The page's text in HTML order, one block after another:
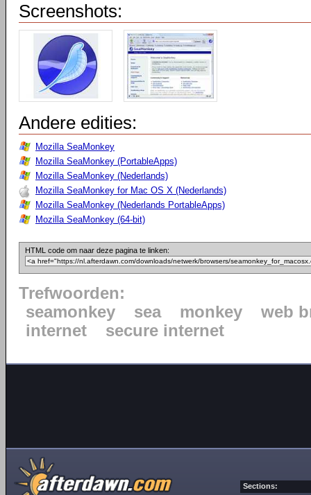
Screenshots:
Andere edities:
Mozilla SeaMonkey
Mozilla SeaMonkey (PortableApps)
Mozilla SeaMonkey (Nederlands)
Mozilla SeaMonkey for Mac OS X (Nederlands)
Mozilla SeaMonkey (Nederlands PortableApps)
Mozilla SeaMonkey (64-bit)
HTML code om naar deze pagina te linken:
Trefwoorden:
seamonkey
sea monkey
web
internet
secure internet
Sections: